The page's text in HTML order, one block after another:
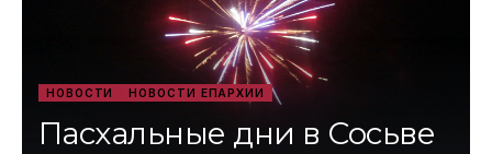
НОВОСТИ НОВОСТИ ЕПАРХИИ
Пасхальные дни в Сосьве